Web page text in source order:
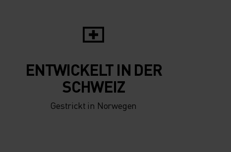
ENTWICKELT IN DER
SCHWEIZ
Gestrickt in Norwegen